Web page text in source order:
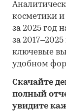
косметики
за 2025 год
за
ключевые
удобном
Скачайте
полный
увидите